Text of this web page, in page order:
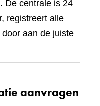
De centrale is 24
registreert alle
aan de juiste
aanvragen